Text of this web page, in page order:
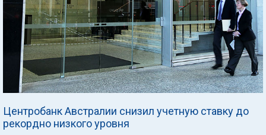
Центробанк Австралии снизил учетную ставку до
рекордно низкого уровня